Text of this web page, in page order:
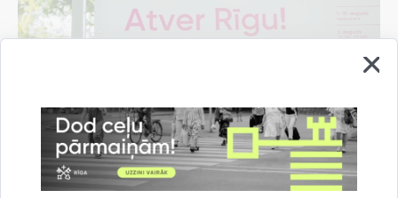
Pašvaldība rīdziniekiem sarūpējusi "Rīgas
vasaras" pasākumu programmas mobilo